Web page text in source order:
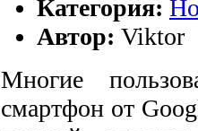
Категория:
Автор: Viktor
Многие
смартфон от